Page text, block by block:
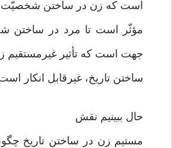
است كه زن در ساختن شخصيّت
مؤثّر است تا مرد در ساختن
جهت است كه تأثير غيرمستقيم
ساختن تاريخ، غيرقابل انكار
حال ببينيم نقش
مستيم زن در ساختن تاريخ